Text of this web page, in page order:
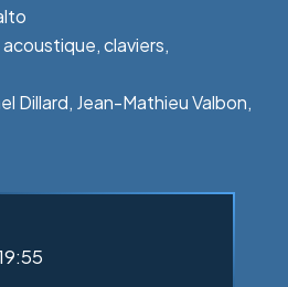
claviers,
Dillard, Jean-Mathieu Valbon,